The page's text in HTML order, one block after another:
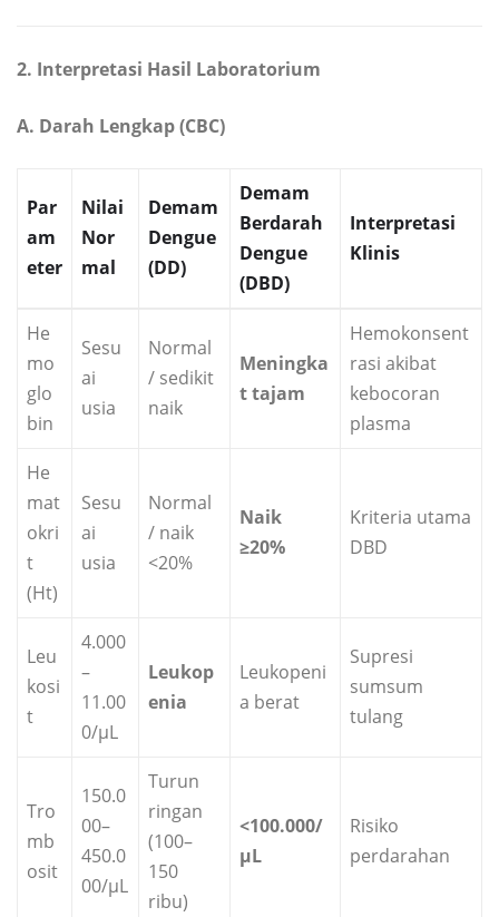
2. Interpretasi Hasil Laboratorium
A. Darah Lengkap (CBC)
Par
am
eter
Nilai
Nor
mal
Demam
Dengue
(DD)
Demam
Berdarah
Dengue
(DBD)
Interpretasi
Klinis
He
mo
glo
bin
Sesu
ai
usia
Normal
/ sedikit
naik
Meningka
t tajam
Hemokonsent
rasi akibat
kebocoran
plasma
He
mat
okri
t
(Ht)
Sesu
ai
usia
Normal
/ naik
<20%
Naik
≥20%
Kriteria utama
DBD
Leu
kosi
t
4.000
–
11.00
0/µL
Leukop
enia
Leukopeni
a berat
Supresi
sumsum
tulang
Tro
mb
osit
150.0
00–
450.0
00/µL
Turun
ringan
(100–
150
ribu)
<100.000/
µL
Risiko
perdarahan